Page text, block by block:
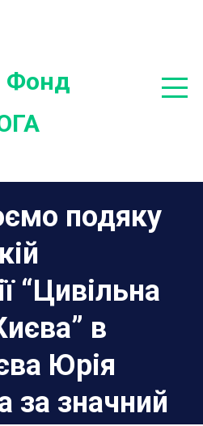
Фонд
подяку
“Цивільна
в
Юрія
за значний